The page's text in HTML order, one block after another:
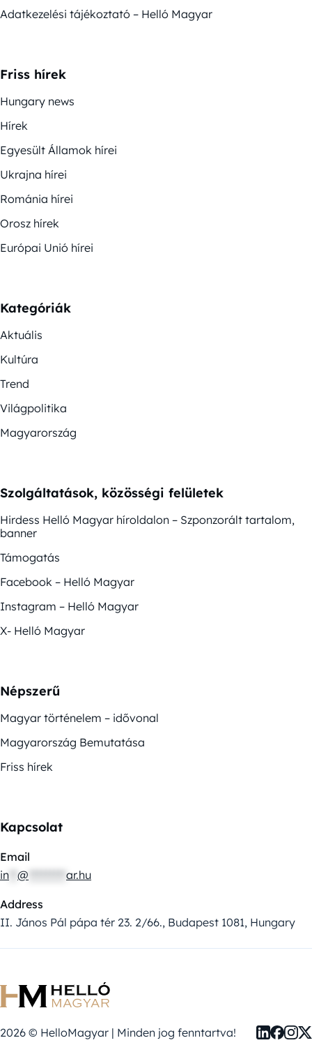
Adatkezelési tájékoztató – Helló Magyar
Friss hírek
Hungary news
Hírek
Egyesült Államok hírei
Ukrajna hírei
Románia hírei
Orosz hírek
Európai Unió hírei
Kategóriák
Aktuális
Kultúra
Trend
Világpolitika
Magyarország
Szolgáltatások, közösségi felületek
Hirdess Helló Magyar híroldalon – Szponzorált tartalom,
banner
Támogatás
Facebook – Helló Magyar
Instagram – Helló Magyar
X- Helló Magyar
Népszerű
Magyar történelem – idővonal
Magyarország Bemutatása
Friss hírek
Kapcsolat
Email
in @ ar.hu
Address
II. János Pál pápa tér 23. 2/66., Budapest 1081, Hungary
2026 © HelloMagyar | Minden jog fenntartva!